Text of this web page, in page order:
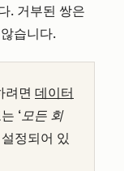
. 거부된 쌍은
습니다.
려면 데이터
‘모든 회
설정되어 있